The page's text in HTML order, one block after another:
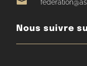
Nous suivre